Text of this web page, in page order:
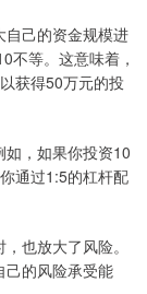
自己的资金规模进
不等。这意味着，
获得50万元的投
如，如果你投资10
通过1:5的杠杆配
也放大了风险。
己的风险承受能